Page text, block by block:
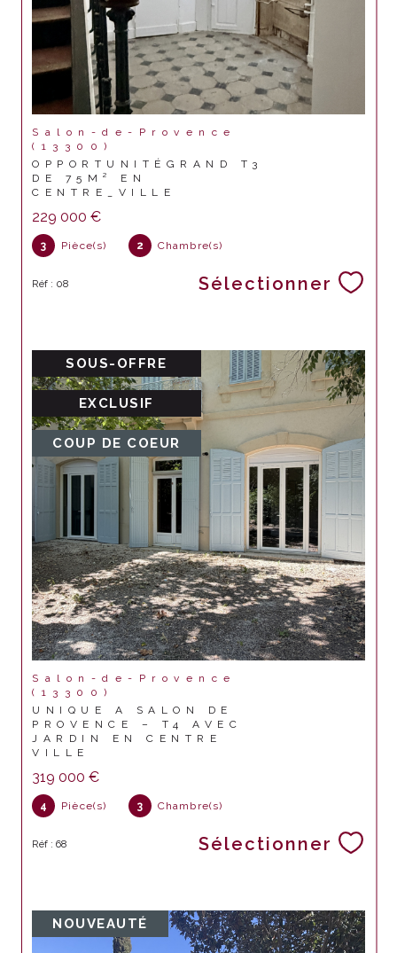
Salon-de-Provence
(13300)
OPPORTUNITÉGRAND T3
DE 75M² EN
CENTRE_VILLE
229 000 €
3 Pièce(s) 2 Chambre(s)
Réf : 08 Sélectionner
SOUS-OFFRE
EXCLUSIF
COUP DE COEUR
Salon-de-Provence
(13300)
UNIQUE A SALON DE
PROVENCE – T4 AVEC
JARDIN EN CENTRE
VILLE
319 000 €
4 Pièce(s) 3 Chambre(s)
Réf : 68 Sélectionner
NOUVEAUTÉ